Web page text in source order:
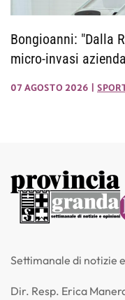
Bongioanni: "Dalla
micro-invasi
07 AGOSTO 2026
Settimanale di notizie
Dir. Resp. Erica